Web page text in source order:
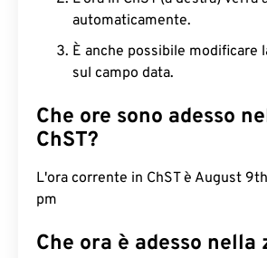
automaticamente.
È anche possibile modificare
sul campo data.
Che ore sono adesso
ChST?
L'ora corrente in ChST è August
pm
Che ora è adesso nella